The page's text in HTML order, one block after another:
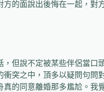
方的面說出後悔在一起，
但說不定被某些伴侶當口
衝突之中，頂多以疑問句
真的同意離婚那多尷尬。